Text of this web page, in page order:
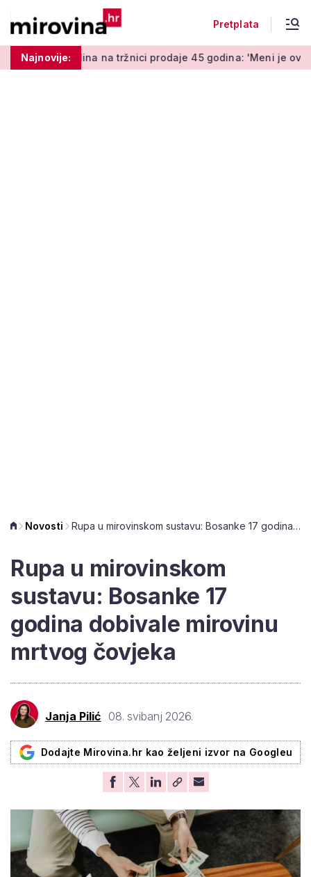
Pretplata
Najnovije:
tržnici prodaje 45 godina: 'Meni je ovo zabava i terapija'
Novosti Rupa u mirovinskom sustavu: Bosanke 17 godina dobivale mirovinu mrtvog čovjeka
Rupa u mirovinskom
sustavu: Bosanke 17
godina dobivale mirovinu
mrtvog čovjeka
Janja Pilić 08. svibanj 2026.
Dodajte Mirovina.hr kao željeni izvor na Googleu